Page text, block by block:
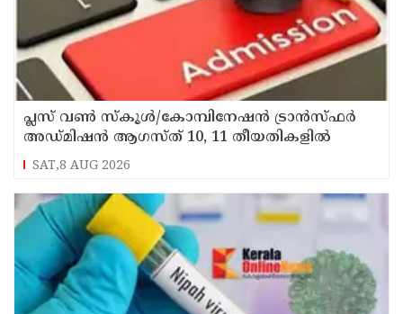
പ്ലസ് വൺ സ്‌കൂൾ/കോമ്പിനേഷൻ ട്രാൻസ്ഫർ
അഡ്മിഷൻ ആഗസ്ത് 10, 11 തീയതികളിൽ
SAT,8 AUG 2026